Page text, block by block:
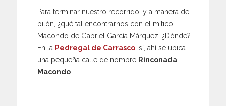
Para terminar nuestro recorrido, y a manera de
pilón, ¿qué tal encontrarnos con el mítico
Macondo de Gabriel García Márquez. ¿Dónde?
En la Pedregal de Carrasco , sí, ahí se ubica
una pequeña calle de nombre Rinconada
Macondo